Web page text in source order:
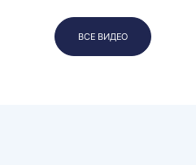
ВСЕ ВИДЕО